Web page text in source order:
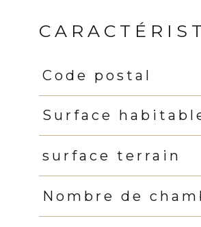
Caractéristiques
Code postal
Surface
surface terrain
Nombre de